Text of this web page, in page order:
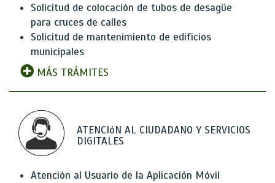
Solicitud de colocación de tubos de desagüe
para cruces de calles
Solicitud de mantenimiento de edificios
municipales
MÁS TRÁMITES
ATENCIóN AL CIUDADANO Y SERVICIOS
DIGITALES
Atención al Usuario de la Aplicación Móvil